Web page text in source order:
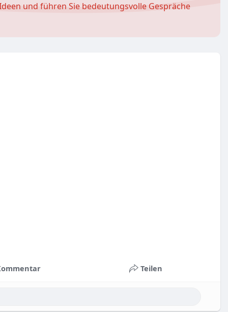
und führen Sie bedeutungsvolle Gespräche
Teilen